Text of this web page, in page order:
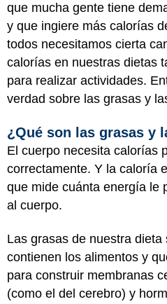
que mucha gente tiene
y que ingiere más calorías
todos necesitamos cierta
calorías en nuestras dietas
para realizar actividades.
verdad sobre las grasas y
¿Qué son las grasas y
El cuerpo necesita calorías
correctamente. Y la caloría
que mide cuánta energía le
al cuerpo.
Las grasas de nuestra
contienen los alimentos y
para construir membranas
(como el del cerebro) y